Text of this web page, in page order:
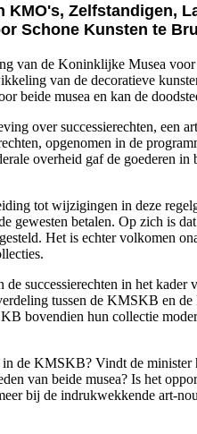
Zelfstandigen,
Schone Kunsten te
van de Koninklijke Musea
van de decoratieve
musea en kan de
over successierechten, een
opgenomen in de
overheid gaf de goederen
tot wijzigingen in deze
betalen. Op zich is
Het is echter volkomen
successierechten in het
tussen de KMSKB en
bovendien hun collectie
de KMSKB? Vindt de
van beide musea? Is het
bij de indrukwekkende art-